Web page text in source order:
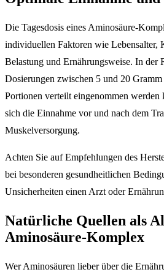
Die Tagesdosis eines Aminosäure-
individuellen Faktoren wie Lebensalter,
Belastung und Ernährungsweise. In der
Dosierungen zwischen 5 und 20
Portionen verteilt eingenommen
sich die Einnahme vor und nach dem
Muskelversorgung.
Achten Sie auf Empfehlungen des
bei besonderen gesundheitlichen
Unsicherheiten einen Arzt oder
Natürliche Quellen als
Aminosäure-Komplex
Wer Aminosäuren lieber über die